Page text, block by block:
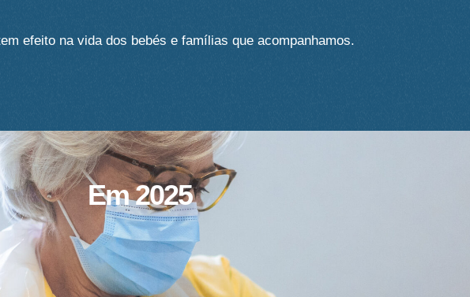
efeito na vida dos bebés e famílias que acompanhamos.
Em 2025